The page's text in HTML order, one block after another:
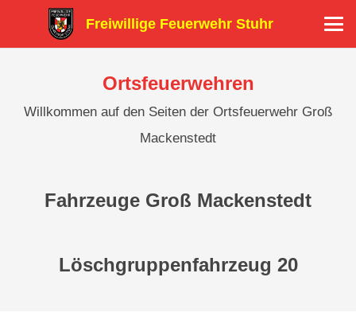
Freiwillige Feuerwehr Stuhr
Ortsfeuerwehren
Willkommen auf den Seiten der Ortsfeuerwehr Groß
Mackenstedt
Fahrzeuge Groß Mackenstedt
Löschgruppenfahrzeug 20